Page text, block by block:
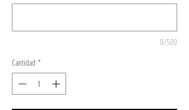
0/500
Cantidad *